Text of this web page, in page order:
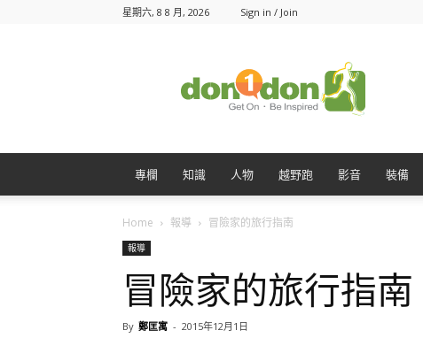
星期六, 8 8 月, 2026 Sign in / Join
專欄 知識 人物 越野跑 影音 裝備
Home 報導 冒險家的旅行指南
報導
冒險家的旅行指南
By 鄭匡寓 - 2015年12月1日